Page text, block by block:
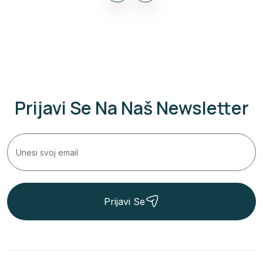
Prijavi Se Na Naš Newsletter
Prijavi Se